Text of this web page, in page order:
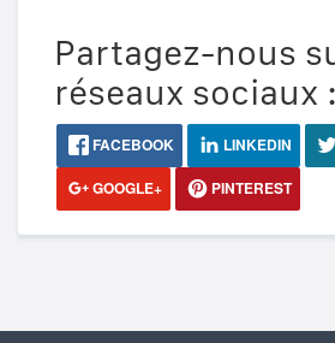
Partagez-nous
réseaux sociaux :
FACEBOOK LINKEDIN
GOOGLE+
PINTEREST